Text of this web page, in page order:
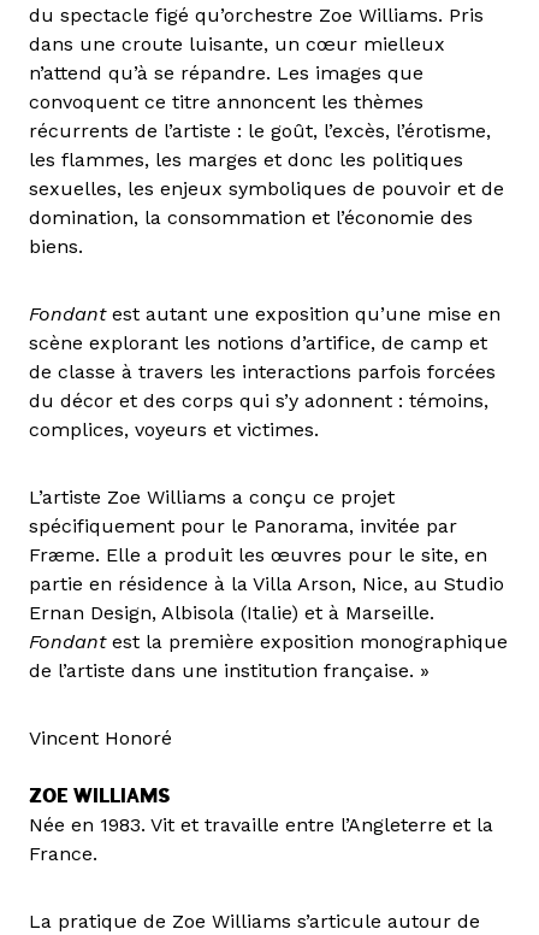
du spectacle figé qu’orchestre Zoe Williams. Pris
dans une croute luisante, un cœur mielleux
n’attend qu’à se répandre. Les images que
convoquent ce titre annoncent les thèmes
récurrents de l’artiste : le goût, l’excès, l’érotisme,
les flammes, les marges et donc les politiques
sexuelles, les enjeux symboliques de pouvoir et de
domination, la consommation et l’économie des
biens.
Fondantest autant une exposition qu’une mise en
scène explorant les notions d’artifice, de camp et
de classe à travers les interactions parfois forcées
du décor et des corps qui s’y adonnent : témoins,
complices, voyeurs et victimes.
L’artiste Zoe Williams a conçu ce projet
spécifiquement pour le Panorama, invitée par
Fræme. Elle a produit les œuvres pour le site, en
partie en résidence à la Villa Arson, Nice, au Studio
Ernan Design, Albisola (Italie) et à Marseille.
Fondantest la première exposition monographique
de l’artiste dans une institution française. »
Vincent Honoré
ZOE WILLIAMS
Née en 1983. Vit et travaille entre l’Angleterre et la
France.
La pratique de Zoe Williams s’articule autour de